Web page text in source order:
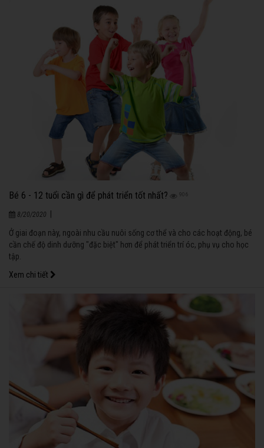
Bé 6 - 12 tuổi cần gì để phát triển tốt nhất? 906
8/20/2020
Ở giai đoạn này, ngoài nhu cầu nuôi sống cơ thể và cho các hoạt động, bé
cần chế độ dinh dưỡng "đặc biệt" hơn để phát triển trí óc, phụ vụ cho học
tập.
Xem chi tiết